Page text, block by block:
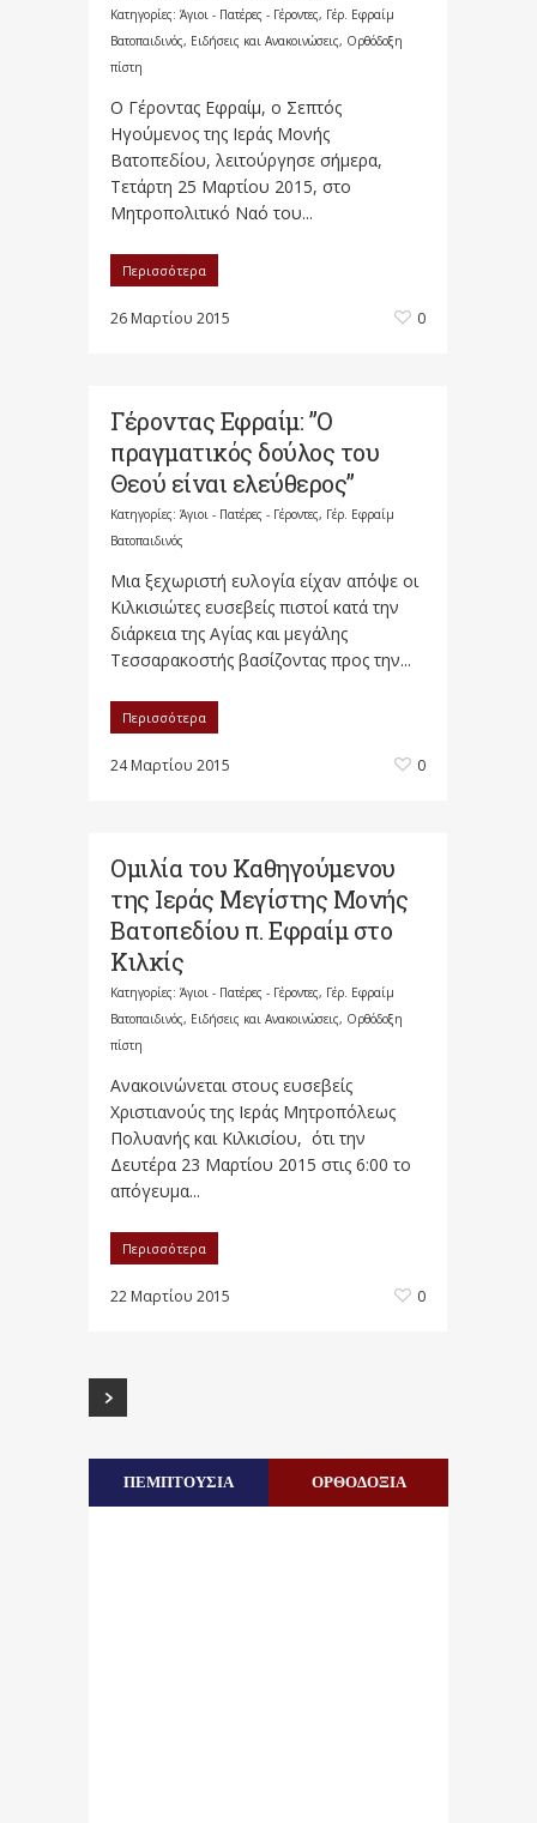
Κατηγορίες: Άγιοι - Πατέρες - Γέροντες, Γέρ. Εφραίμ
Βατοπαιδινός, Ειδήσεις και Ανακοινώσεις, Ορθόδοξη
πίστη
Ο Γέροντας Εφραίμ, ο Σεπτός
Ηγούμενος της Ιεράς Μονής
Βατοπεδίου, λειτούργησε σήμερα,
Τετάρτη 25 Μαρτίου 2015, στο
Μητροπολιτικό Ναό του...
Περισσότερα
26 Μαρτίου 2015 0
Γέροντας Εφραίμ: ”Ο
πραγματικός δούλος του
Θεού είναι ελεύθερος”
Κατηγορίες: Άγιοι - Πατέρες - Γέροντες, Γέρ. Εφραίμ
Βατοπαιδινός
Μια ξεχωριστή ευλογία είχαν απόψε οι
Κιλκισιώτες ευσεβείς πιστοί κατά την
διάρκεια της Αγίας και μεγάλης
Τεσσαρακοστής βασίζοντας προς την...
Περισσότερα
24 Μαρτίου 2015 0
Ομιλία του Καθηγούμενου
της Ιεράς Μεγίστης Μονής
Βατοπεδίου π. Εφραίμ στο
Κιλκίς
Κατηγορίες: Άγιοι - Πατέρες - Γέροντες, Γέρ. Εφραίμ
Βατοπαιδινός, Ειδήσεις και Ανακοινώσεις, Ορθόδοξη
πίστη
Ανακοινώνεται στους ευσεβείς
Χριστιανούς της Ιεράς Μητροπόλεως
Πολυανής και Κιλκισίου, ότι την
Δευτέρα 23 Μαρτίου 2015 στις 6:00 το
απόγευμα...
Περισσότερα
22 Μαρτίου 2015 0
ΠΕΜΠΤΟΥΣΙΑ ΟΡΘΟΔΟΞΙΑ